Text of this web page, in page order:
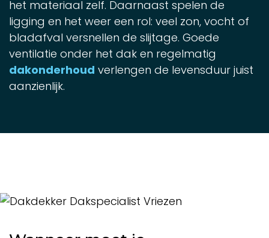
het materiaal zelf. Daarnaast spelen de
ligging en het weer een rol: veel zon, vocht of
bladafval versnellen de slijtage. Goede
ventilatie onder het dak en regelmatig
dakonderhoud verlengen de levensduur juist
aanzienlijk.